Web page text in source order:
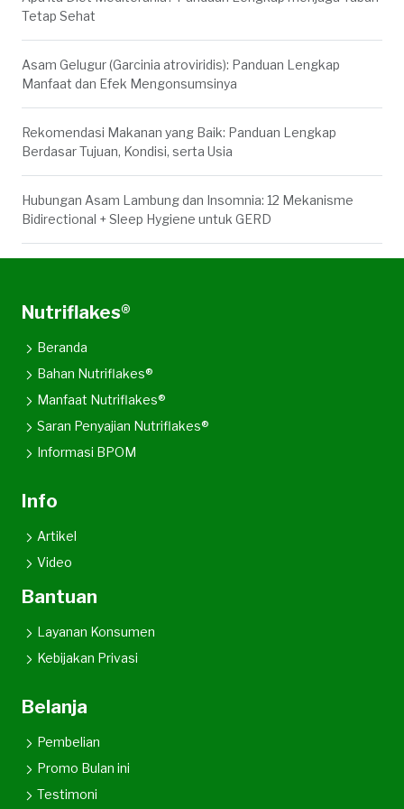
Tetap Sehat
Asam Gelugur (Garcinia atroviridis): Panduan Lengkap
Manfaat dan Efek Mengonsumsinya
Rekomendasi Makanan yang Baik: Panduan Lengkap
Berdasar Tujuan, Kondisi, serta Usia
Hubungan Asam Lambung dan Insomnia: 12 Mekanisme
Bidirectional + Sleep Hygiene untuk GERD
Nutriflakes®
Beranda
Bahan Nutriflakes®
Manfaat Nutriflakes®
Saran Penyajian Nutriflakes®
Informasi BPOM
Info
Artikel
Video
Bantuan
Layanan Konsumen
Kebijakan Privasi
Belanja
Pembelian
Promo Bulan ini
Testimoni